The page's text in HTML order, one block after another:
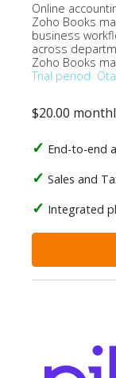
Online
Zoho Books
business
across
Zoho Books
Trial period
$20.00
End-to-end
Sales and
Integrated